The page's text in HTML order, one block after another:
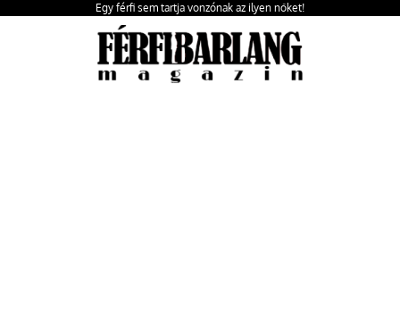
Egy férfi sem tartja vonzónak az ilyen nőket!